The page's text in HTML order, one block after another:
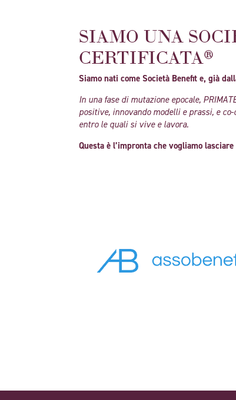
SIAMO UNA
CERTIFICATA®
Siamo nati come Società Benefit e, già
In una fase di mutazione epocale,
positive, innovando modelli e prassi, e
entro le quali si vive e lavora.
Questa è l’impronta che vogliamo